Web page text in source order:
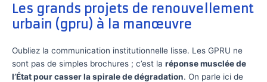
Les grands projets de renouvellement
urbain (gpru) à la manœuvre
Oubliez la communication institutionnelle lisse. Les GPRU ne
sont pas de simples brochures ; c’est la réponse musclée de
l’État pour casser la spirale de dégradation. On parle ici de